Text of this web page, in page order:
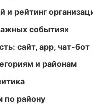
и рейтинг
событиях
сайт, app, чат-бот
и районам
по району